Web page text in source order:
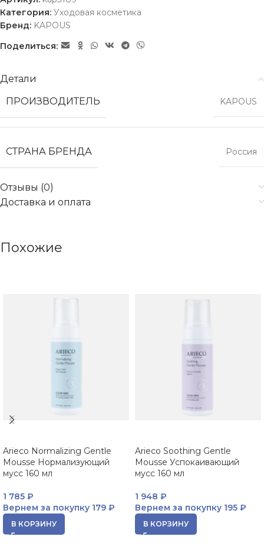
Категория: Уходовая косметика
Бренд: KAPOUS
Поделиться:
Детали
ПРОИЗВОДИТЕЛЬ
KAPOUS
СТРАНА БРЕНДА Россия
Отзывы (0)
Доставка и оплата
Похожие
Arieco Normalizing Gentle
Mousse Нормализующий
мусс 160 мл
1 785 ₽
Вернем за покупку 179 ₽
В КОРЗИНУ
Arieco Soothing Gentle
Mousse Успокаивающий
мусс 160 мл
1 948 ₽
Вернем за покупку 195 ₽
В КОРЗИНУ